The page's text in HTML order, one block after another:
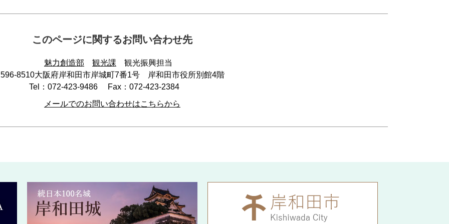
このページに関するお問い合わせ先
魅力創造部 観光課
観光振興担当
8510大阪府岸和田市岸城町7番1号 岸和田市役所別館4階
Tel：072-423-9486
Fax：072-423-2384
メールでのお問い合わせはこちらから